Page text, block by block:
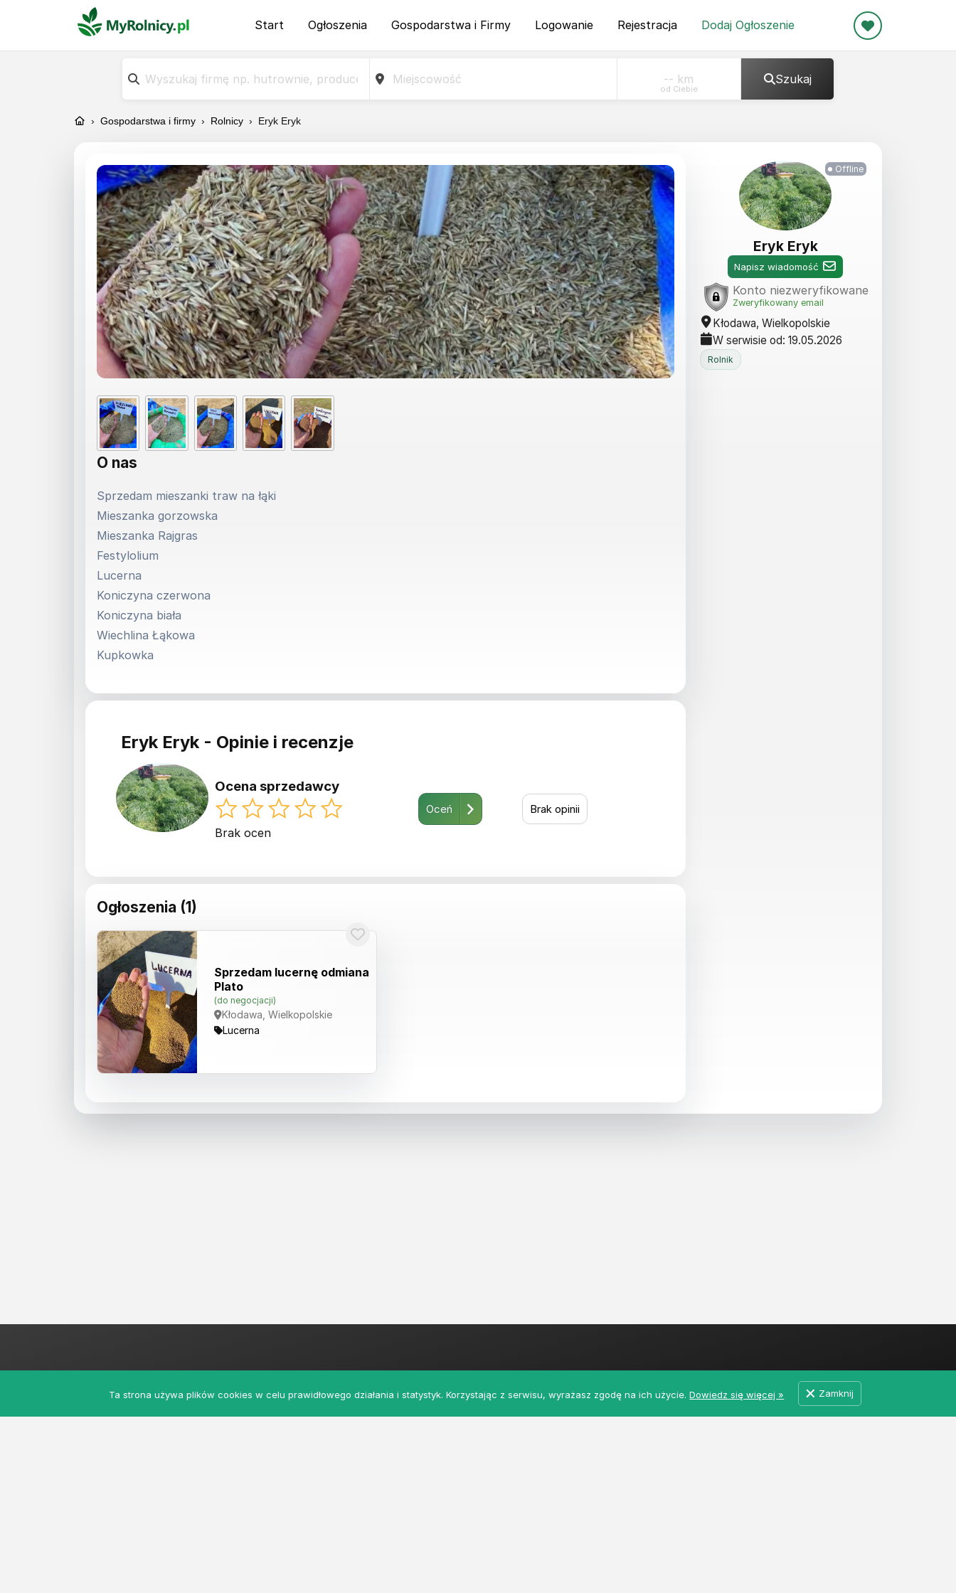
Start Ogłoszenia Gospodarstwa i Firmy Logowanie Rejestracja DodajOgłoszenie
od Ciebie
Szukaj
› Gospodarstwa i firmy › Rolnicy › Eryk Eryk
O nas
Sprzedam mieszanki traw na łąki
Mieszanka gorzowska
Mieszanka Rajgras
Festylolium
Lucerna
Koniczyna czerwona
Koniczyna biała
Wiechlina Łąkowa
Kupkowka
Eryk Eryk - Opinie i recenzje
Ocena sprzedawcy
Brak ocen
Oceń Brak opinii
Ogłoszenia (1)
Sprzedam lucernę odmiana
Plato
(do negocjacji)
Kłodawa, Wielkopolskie
Lucerna
Offline
Eryk Eryk
Napisz wiadomość
Konto niezweryfikowane
Zweryfikowany email
Kłodawa, Wielkopolskie
W serwisie od: 19.05.2026
Rolnik
Informacje
Regulamin
Ta strona używa plików cookies w celu prawidłowego działania i statystyk. Korzystając z serwisu, wyrażasz zgodę na ich użycie. Dowiedz się więcej » Zamknij